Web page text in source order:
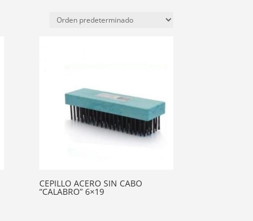
CEPILLO ACERO SIN CABO
“CALABRO” 6×19